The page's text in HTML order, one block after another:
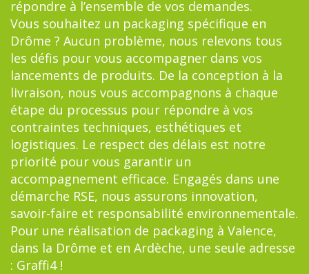
répondre à l’ensemble de vos demandes.
Vous souhaitez un packaging spécifique en
Drôme ? Aucun problème, nous relevons tous
les défis pour vous accompagner dans vos
lancements de produits. De la conception à la
livraison, nous vous accompagnons à chaque
étape du processus pour répondre à vos
contraintes techniques, esthétiques et
logistiques. Le respect des délais est notre
priorité pour vous garantir un
accompagnement efficace. Engagés dans une
démarche RSE, nous assurons innovation,
savoir-faire et responsabilité environnementale.
Pour une réalisation de packaging à Valence,
dans la Drôme et en Ardèche, une seule adresse
: Graffi4 !